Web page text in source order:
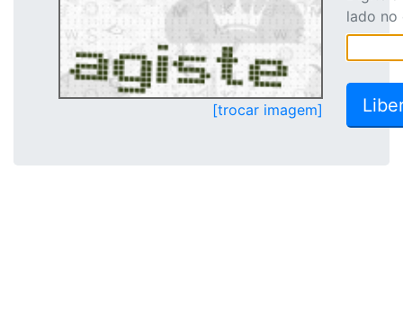
[trocar imagem]
lado no